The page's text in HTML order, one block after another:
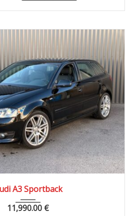
A3 Sportback
11,990.00 €